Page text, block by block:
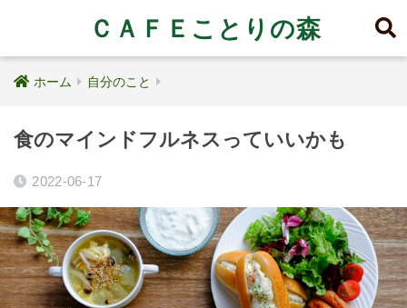
ＣＡＦＥことりの森
ホーム 自分のこと
食のマインドフルネスっていいかも
2022-06-17